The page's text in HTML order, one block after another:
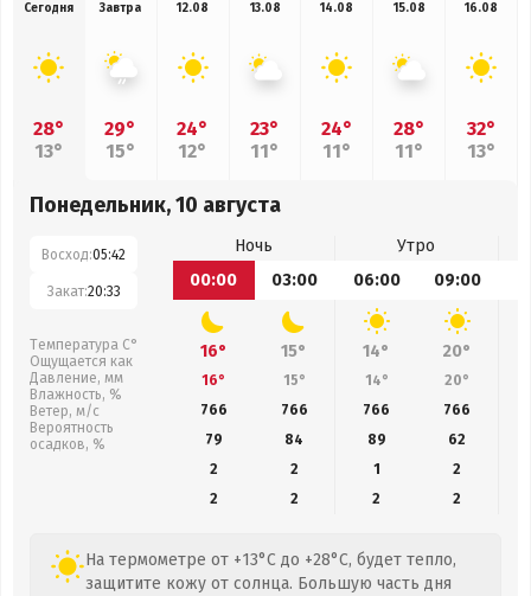
Сегодня
28°
13°
Завтра
29°
15°
12.08
24°
12°
13.08
23°
11°
14.08
24°
11°
15.08
28°
11°
16.08
32°
13°
Понедельник, 10 августа
Восход:05:42
Закат:20:33
Температура С°
Ощущается как
Давление, мм
Влажность, %
Ветер, м/с
Вероятность
осадков, %
Ночь
Утро
00:00
03:00 06:00 09:00
16° 15° 14° 20°
16° 15° 14° 20°
766
766 766 766
79
84 89 62
2
2 1
2
2
2 2 2
На термометре от +13°C до +28°C, будет тепло,
защитите кожу от солнца. Большую часть дня